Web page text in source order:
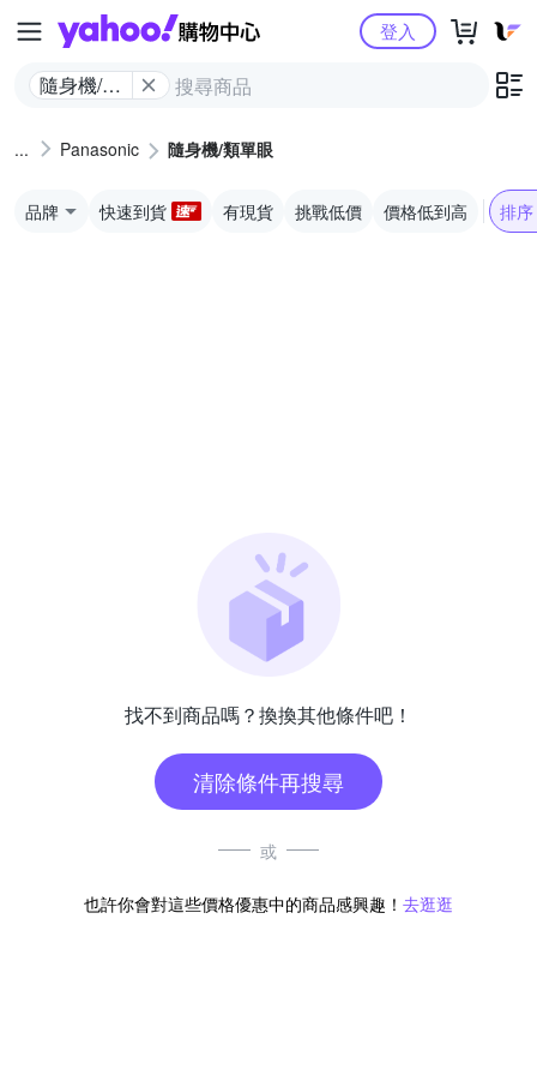
Yahoo購物中心
隨身機/類
登入
Panasonic 隨身機/類單眼
品牌 快速到貨 有現貨 挑戰低價 價格低到高 排序
找不到商品嗎？換換其他條件吧！
清除條件再搜尋
或
也許你會對這些價格優惠中的商品感興趣！ 去逛逛